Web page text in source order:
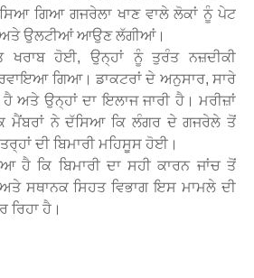
ਗਿਆ ਗਜਰੇਲਾ ਖਾਣ ਵਾਲੇ ਲੋਕਾਂ ਨੂੰ ਪੇਟ
ਅਤੇ ਉਲਟੀਆਂ ਆਉਣ ਲੱਗੀਆਂ।
ਖਰਾਬ ਹੋਈ, ਉਨ੍ਹਾਂ ਨੂੰ ਤੁਰੰਤ ਨਜ਼ਦੀਕੀ
ਗਿਆ। ਡਾਕਟਰਾਂ ਦੇ ਅਨੁਸਾਰ, ਸਾਰੇ
ਹੈ ਅਤੇ ਉਨ੍ਹਾਂ ਦਾ ਇਲਾਜ ਜਾਰੀ ਹੈ। ਮਰੀਜ਼ਾਂ
ਮੈਂਬਰਾਂ ਨੇ ਦੱਸਿਆ ਕਿ ਲੰਗਰ ਦੇ ਗਜਰੇਲੇ ਤੋਂ
ਦੀ ਬਿਮਾਰੀ ਮਹਿਸੂਸ ਹੋਈ।
ਹੈ ਕਿ ਬਿਮਾਰੀ ਦਾ ਸਹੀ ਕਾਰਨ ਜਾਂਚ ਤੋਂ
ਸਥਾਨਕ ਸਿਹਤ ਵਿਭਾਗ ਇਸ ਮਾਮਲੇ ਦੀ
ਰਿਹਾ ਹੈ।